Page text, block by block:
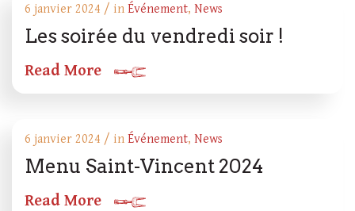
6 janvier 2024 / in Événement, News
Les soirée du vendredi soir !
Read More
6 janvier 2024 / in Événement, News
Menu Saint-Vincent 2024
Read More